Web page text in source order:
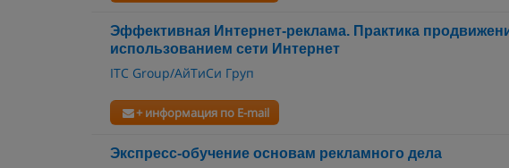
Эффективная Интернет-реклама. Практика
использованием сети Интернет
ITC Group/АйТиСи Груп
+ информация по E-mail
Экспресс-обучение основам рекламного дела